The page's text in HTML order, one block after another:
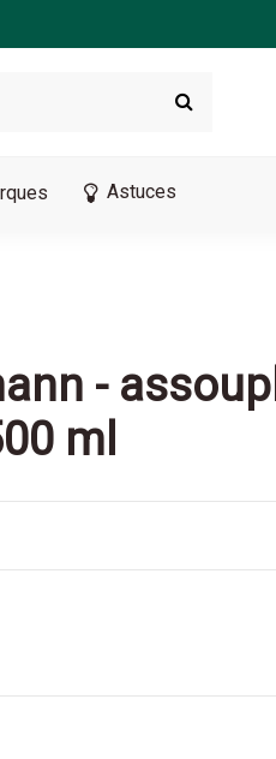
Astuces
-
ml